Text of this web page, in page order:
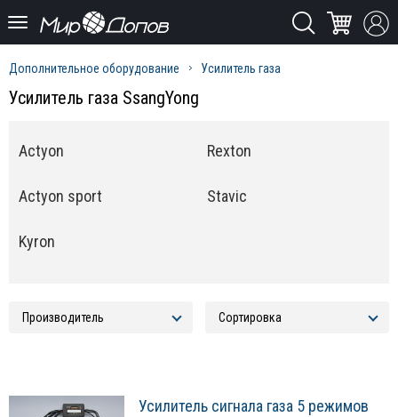
Дополнительное оборудование Усилитель газа
Усилитель газа SsangYong
Actyon
Actyon sport
Kyron
Rexton
Stavic
Усилитель сигнала газа 5 режимов